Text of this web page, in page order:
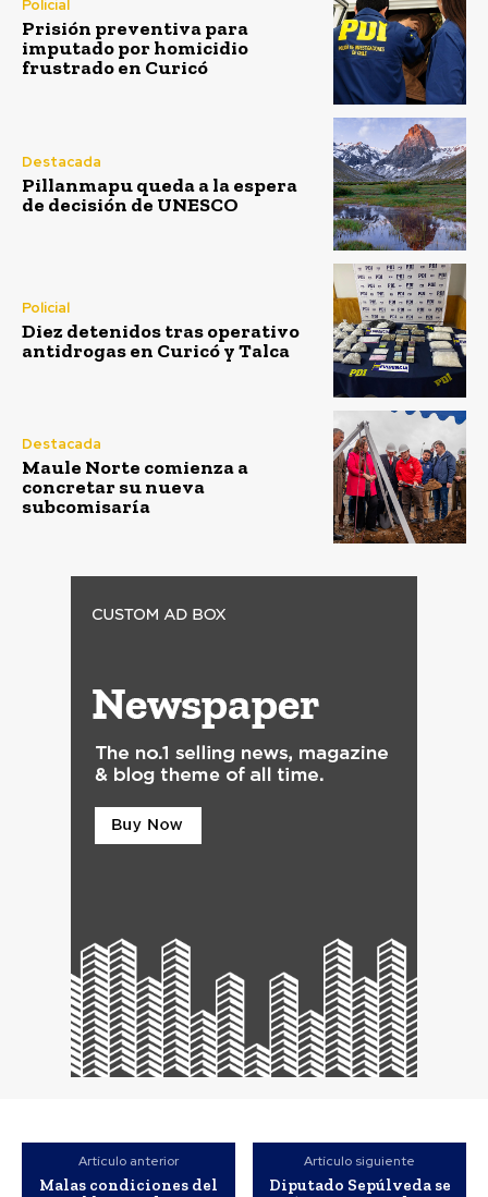
Policial
Prisión preventiva para
imputado por homicidio
frustrado en Curicó
Destacada
Pillanmapu queda a la espera
de decisión de UNESCO
Policial
Diez detenidos tras operativo
antidrogas en Curicó y Talca
Destacada
Maule Norte comienza a
concretar su nueva
subcomisaría
Artículo anterior
Malas condiciones del
Artículo siguiente
Diputado Sepúlveda se